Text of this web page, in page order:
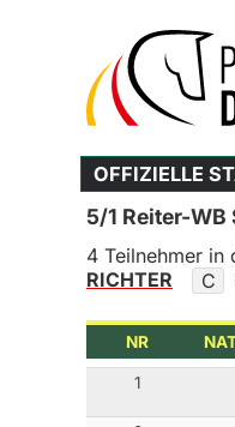
OFFIZIELLE
5/1 Reiter-
4 Teilnehmer in
RICHTER
C
NR
1